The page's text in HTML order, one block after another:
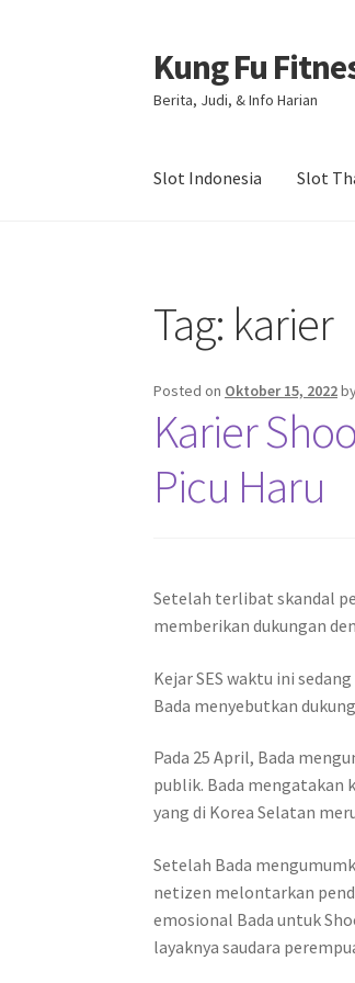
Skip
to
navigation
Skip
to
content
Kung Fu
Berita, Judi, & Info Harian
Slot Indonesia Slot
Tag: karier
Posted on Oktober 15, 2022
Karier
Picu Haru
Setelah terlibat skandal
memberikan dukungan
Kejar SES waktu ini
Bada menyebutkan
Pada 25 April, Bada
publik. Bada mengatakan
yang di Korea Selatan
Setelah Bada
netizen melontarkan
emosional Bada untuk
layaknya saudara